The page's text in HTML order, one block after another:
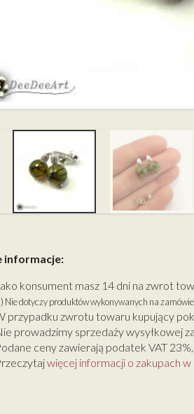
informacje:
konsument masz 14 dni na zwrot
Nie dotyczy produktów wykonywanych na
przypadku zwrotu towaru kupujący
prowadzimy sprzedaży wysyłkowej
ceny zawierają podatek VAT
więcej informacji o zakupach